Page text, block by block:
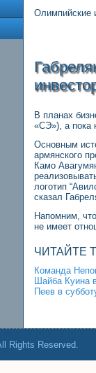
Олимпийские
В планах
«СЭ»), а пока
Основным
армянского
Камо
логотип
сказал
Напомним,
не имеет
ЧИТАЙТЕ
Команда
Шайба Куина
Пеев в
Rights Reserved.